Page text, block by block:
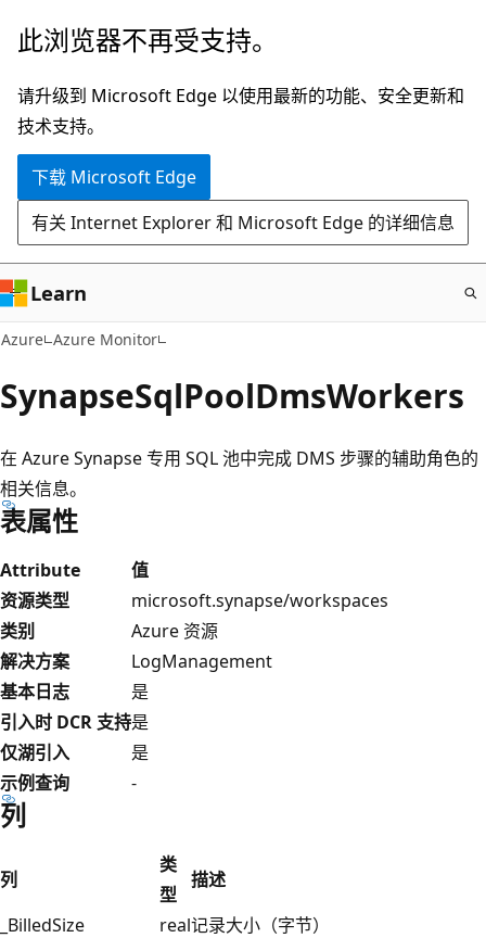
跳
主
要
内
此浏览器不再受支持。
请升级到 Microsoft Edge 以使用最新的功能、安全更新和
技术支持。
下载 Microsoft Edge
有关 Internet Explorer 和 Microsoft Edge 的详细信息
Learn
Azure Azure Monitor
SynapseSqlPoolDmsWorkers
在 Azure Synapse 专用 SQL 池中完成 DMS 步骤的辅助角色的
相关信息。
表属性
Attribute
值
资源类型
microsoft.synapse/workspaces
类别
Azure 资源
解决方案
LogManagement
基本日志
是
引入时 DCR 支持是
仅湖引入
是
示例查询
-
列
列
类
型
描述
_BilledSize
real记录大小（字节）